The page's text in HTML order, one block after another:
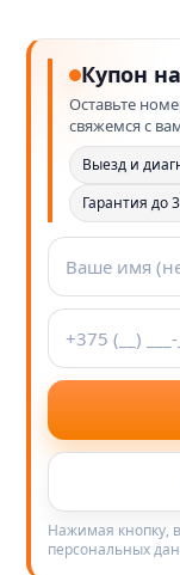
Купон
Оставьте
свяжемся с
Выезд и
Гарантия до
Нажимая кнопку,
персональных